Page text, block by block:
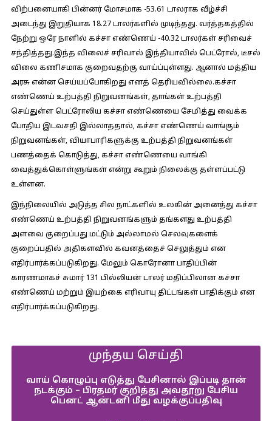
விற்பனையாகி பின்னர் மோசமாக -53.61 டாலராக வீழ்ச்சி
அடைந்து இறுதியாக 18.27 டாலர்களில் முடிந்தது. வர்த்தகத்தில்
நேற்று ஒரே நாளில் கச்சா எண்ணெய் -40.32 டாலர்கள் சரிவைச்
சந்தித்தது.இந்த விலைச் சரிவால் இந்தியாவில் பெட்ரோல், டீசல்
விலை கணிசமாக குறைவதற்கு வாய்ப்புள்ளது. ஆனால் மத்திய
அரசு என்ன செய்யப்போகிறது எனத் தெரியவில்லை.கச்சா
எண்ணெய் உற்பத்தி நிறுவனங்கள், தாங்கள் உற்பத்தி
செய்துள்ள பெட்ரோலிய கச்சா எண்ணெயை சேமித்து வைக்க
போதிய இடவசதி இல்லாததால், கச்சா எண்ணெய் வாங்கும்
நிறுவனங்கள், வியாபாரிகளுக்கு உற்பத்தி நிறுவனங்கள்
பணத்தைக் கொடுத்து, கச்சா எண்ணெயை வாங்கி
வைத்துக்கொள்ளுங்கள் என்று கூறும் நிலைக்கு தள்ளப்பட்டு
உள்ளன.
இந்நிலையில் அடுத்த சில நாட்களில் உலகின் அனைத்து கச்சா
எண்ணெய் உற்பத்தி நிறுவனங்களும் தங்களது உற்பத்தி
அளவை குறைப்பது மட்டும் அல்லாமல் செலவுகளைக்
குறைப்பதில் அதிகளவில் கவனத்தைச் செலுத்தும் என
எதிர்பார்க்கப்படுகிறது. மேலும் கொரோனா பாதிப்பின்
காரணமாகச் சுமார் 131 பில்லியன் டாலர் மதிப்பிலான கச்சா
எண்ணெய் மற்றும் இயற்கை எரிவாயு திட்டங்கள் பாதிக்கும் என
எதிர்பார்க்கப்படுகிறது.
முந்தய செய்தி
வாய் கொழுப்பு எடுத்து பேசினால் இப்படி தான்
நடக்கும் – பிரதமர் குறித்து அவதூறு பேசிய
பெனட் ஆன்டனி மீது வழக்குப்பதிவு